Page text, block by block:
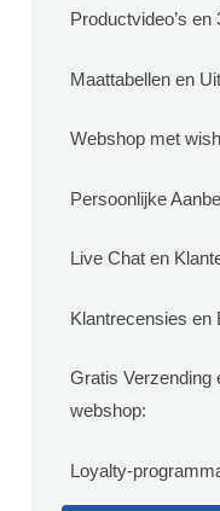
Productvideo’s en
Maattabellen en
Webshop met
Persoonlijke
Live Chat en
Klantrecensies en
Gratis Verzending
webshop:
Loyalty-